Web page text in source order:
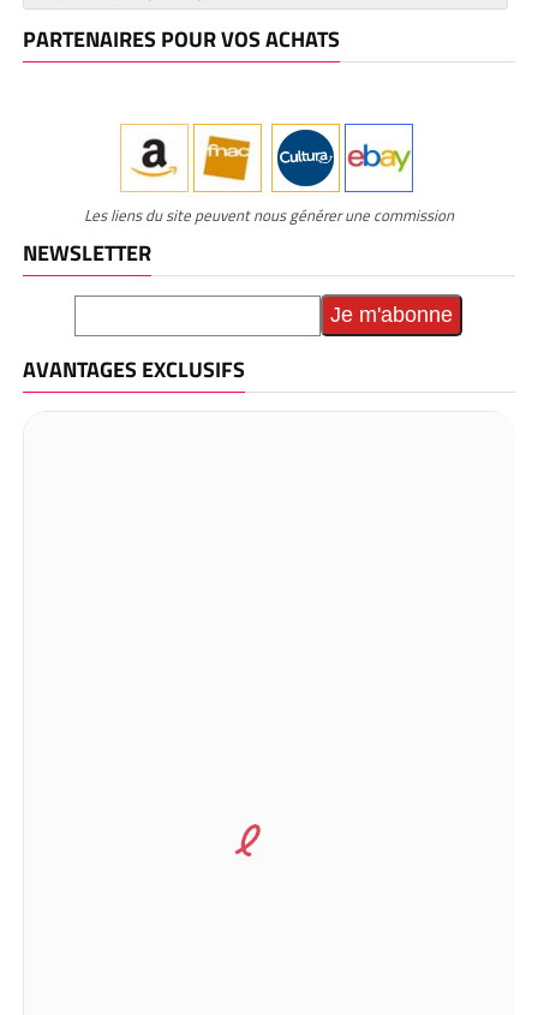
PARTENAIRES POUR VOS ACHATS
Les liens du site peuvent nous générer une commission
NEWSLETTER
AVANTAGES EXCLUSIFS